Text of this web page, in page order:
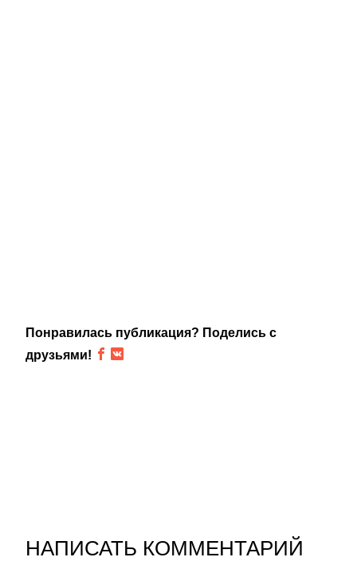
Понравилась публикация? Поделись с
друзьями!
НАПИСАТЬ КОММЕНТАРИЙ